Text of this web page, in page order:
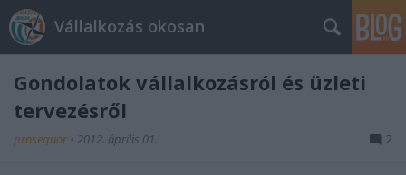
Vállalkozás okosan
Gondolatok vállalkozásról és üzleti
tervezésről
prosequor • 2012. április 01. 2